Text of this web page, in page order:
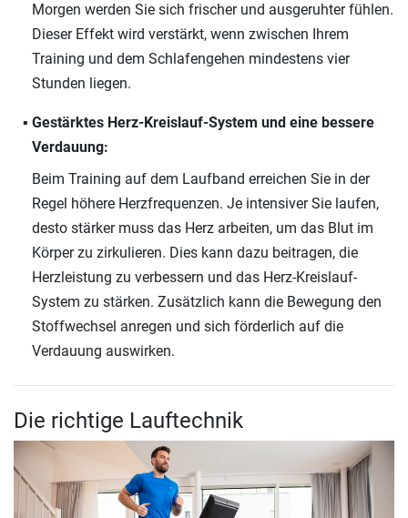
Morgen werden Sie sich frischer und ausgeruhter fühlen.
Dieser Effekt wird verstärkt, wenn zwischen Ihrem
Training und dem Schlafengehen mindestens vier
Stunden liegen.
Gestärktes Herz-Kreislauf-System und eine bessere
Verdauung:
Beim Training auf dem Laufband erreichen Sie in der
Regel höhere Herzfrequenzen. Je intensiver Sie laufen,
desto stärker muss das Herz arbeiten, um das Blut im
Körper zu zirkulieren. Dies kann dazu beitragen, die
Herzleistung zu verbessern und das Herz-Kreislauf-
System zu stärken. Zusätzlich kann die Bewegung den
Stoffwechsel anregen und sich förderlich auf die
Verdauung auswirken.
Die richtige Lauftechnik